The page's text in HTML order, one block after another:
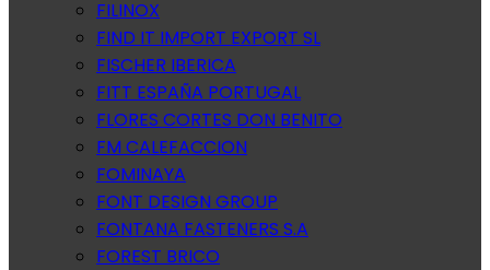
FILINOX
FIND IT IMPORT EXPORT SL
FISCHER IBERICA
FITT ESPAÑA PORTUGAL
FLORES CORTES DON BENITO
FM CALEFACCION
FOMINAYA
FONT DESIGN GROUP
FONTANA FASTENERS S.A
FOREST BRICO